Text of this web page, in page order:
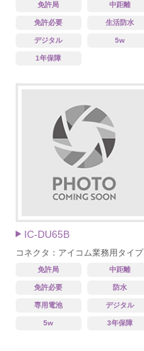
免許局 中距離
免許必要 生活防水
デジタル 5w
1年保障
IC-DU65B
コネクタ：アイコム業務用タイプ
免許局 中距離
免許必要 防水
専用電池 デジタル
5w 3年保障